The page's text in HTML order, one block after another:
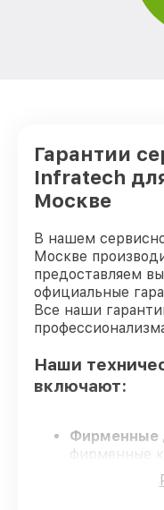
Ремонт Wi-Fi
Гарантии
Infratech
Москве
В нашем
Москве
предоставляем
официальные
Все наши
Наши
включают:
Фирменные
фирменные